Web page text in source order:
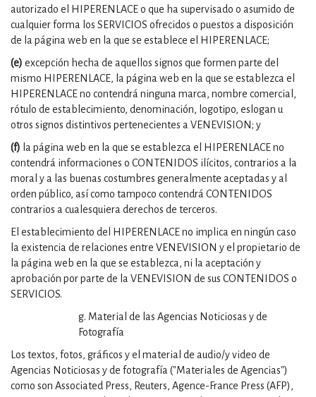
autorizado el HIPERENLACE o que ha supervisado o asumido de
cualquier forma los SERVICIOS ofrecidos o puestos a disposición
de la página web en la que se establece el HIPERENLACE;
(e) excepción hecha de aquellos signos que formen parte del
mismo HIPERENLACE, la página web en la que se establezca el
HIPERENLACE no contendrá ninguna marca, nombre comercial,
rótulo de establecimiento, denominación, logotipo, eslogan u
otros signos distintivos pertenecientes a VENEVISION; y
(f) la página web en la que se establezca el HIPERENLACE no
contendrá informaciones o CONTENIDOS ilícitos, contrarios a la
moral y a las buenas costumbres generalmente aceptadas y al
orden público, así como tampoco contendrá CONTENIDOS
contrarios a cualesquiera derechos de terceros.
El establecimiento del HIPERENLACE no implica en ningún caso
la existencia de relaciones entre VENEVISION y el propietario de
la página web en la que se establezca, ni la aceptación y
aprobación por parte de la VENEVISION de sus CONTENIDOS o
SERVICIOS.
g. Material de las Agencias Noticiosas y de
Fotografía
Los textos, fotos, gráficos y el material de audio/y video de
Agencias Noticiosas y de fotografía ("Materiales de Agencias")
como son Associated Press, Reuters, Agence-France Press (AFP),